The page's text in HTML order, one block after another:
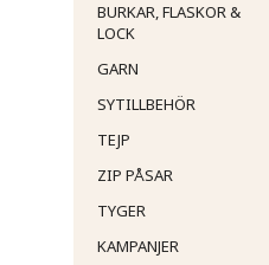
BURKAR, FLASKOR &
LOCK
GARN
SYTILLBEHÖR
TEJP
ZIP PÅSAR
TYGER
KAMPANJER